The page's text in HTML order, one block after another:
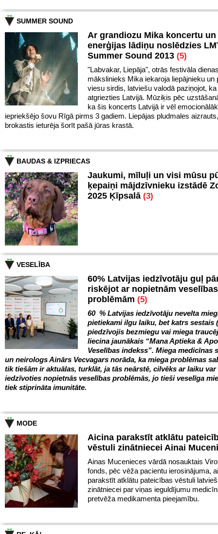
SUMMER SOUND
Ar grandiozu Mika koncertu
enerģijas lādiņu noslēdzies
Summer Sound 2013 (5)
"Labvakar, Liepāja", otrās festivāla
mākslinieks Mika iekaroja liepājnieku un
viesu sirdis, latviešu valodā paziņojot,
atgriezties Latvijā. Mūziķis pēc
ka šis koncerts Latvijā ir vēl
iepriekšējo šovu Rīgā pirms 3 gadiem. Liepājas pludmales
brokastis ieturēja šorīt pašā jūras krastā.
BAUDAS & IZPRIECAS
Jaukumi, mīluļi un visi mūsu
ķepaiņi mājdzīvnieku izstādē
2025 Ķīpsalā (3)
VESELĪBA
60% Latvijas iedzīvotāju guļ
riskējot ar nopietnām veselības
problēmām (5)
60 % Latvijas iedzīvotāju nevelta
pietiekami ilgu laiku, bet katrs sestais
piedzīvojis bezmiegu vai miega
liecina jaunākais “Mana Aptieka &
Veselības indekss”. Miega medicīnas
un neirologs Ainārs Vecvagars norāda, ka miega problēmas
tik tiešām ir aktuālas, turklāt, ja tās neārstē, cilvēks ar laiku var
iedzīvoties nopietnās veselības problēmās, jo tieši veselīga
tiek stiprināta imunitāte.
MODE
Aicina parakstīt atklātu
vēstuli zinātniecei Ainai
Ainas Mucenieces vārdā nosauktais
fonds, pēc vēža pacientu ierosinājuma,
parakstīt atklātu pateicības vēstuli
zinātniecei par viņas ieguldījumu
pretvēža medikamenta pieejamību.